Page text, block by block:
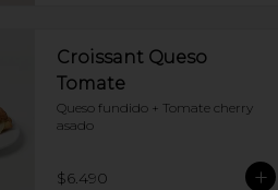
Croissant Queso
Tomate
Queso fundido + Tomate cherry
asado
$6.490